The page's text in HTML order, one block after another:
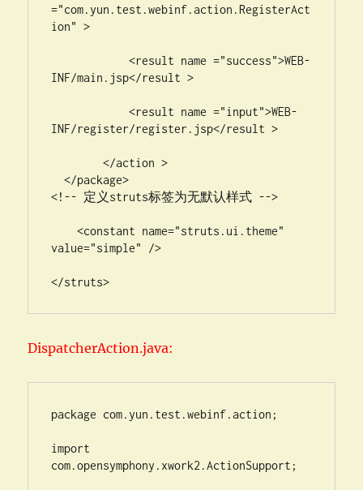
="com.yun.test.webinf.action.RegisterAct
ion" >
            <result name ="success">WEB-
INF/main.jsp</result >
            <result name ="input">WEB-
INF/register/register.jsp</result >
        </action >
  </package>
<!-- 定义struts标签为无默认样式 -->
    <constant name="struts.ui.theme"
value="simple" />
</struts>
DispatcherAction.java:
package com.yun.test.webinf.action;
import
com.opensymphony.xwork2.ActionSupport;